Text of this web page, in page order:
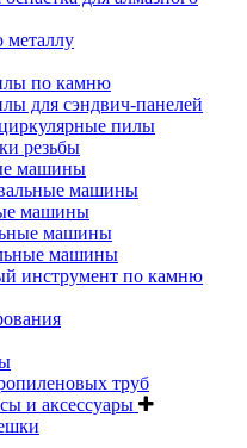
по камню
для сэндвич-панелей
пилы
резьбы
машины
машины
машины
машины
машины
инструмент по камню
труб
и аксессуары